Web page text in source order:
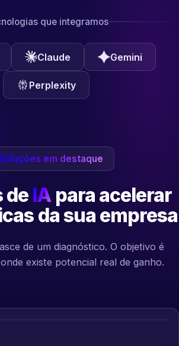
que integramos
Claude Gemini
Perplexity
em destaque
de IA para acelerar
da sua empresa
de um diagnóstico. O objetivo é
existe potencial real de ganho.